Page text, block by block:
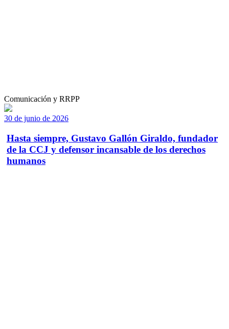
Comunicación y RRPP
30 de junio de 2026
Hasta siempre, Gustavo Gallón Giraldo, fundador
de la CCJ y defensor incansable de los derechos
humanos